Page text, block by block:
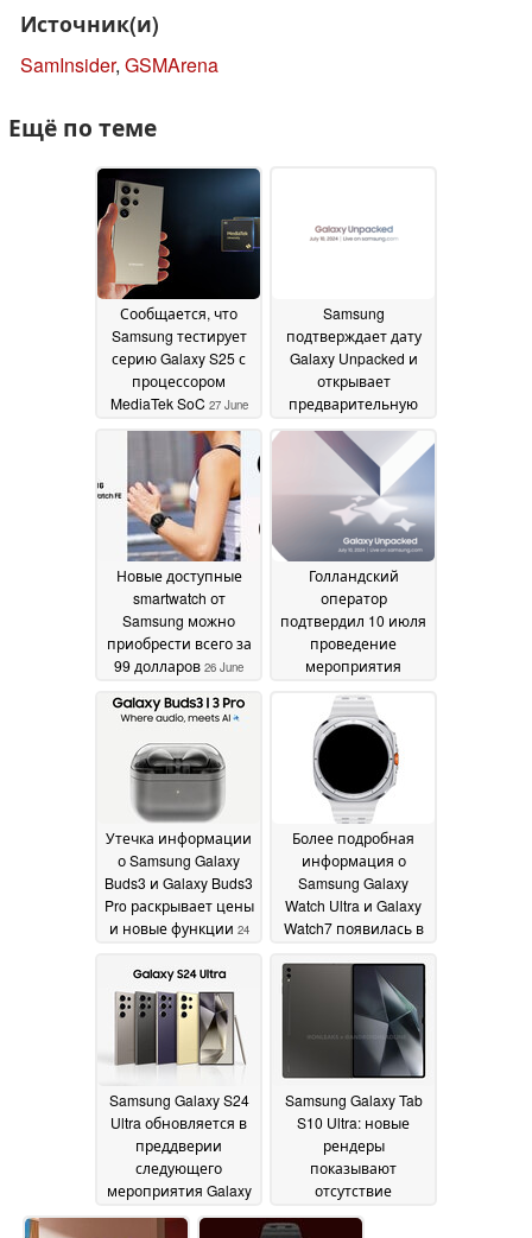
Источник(и)
SamInsider, GSMArena
Ещё по теме
Сообщается, что
Samsung тестирует
серию Galaxy S25 с
процессором
MediaTek SoC 27 June
2024
Samsung
подтверждает дату
Galaxy Unpacked и
открывает
предварительную
регистрацию для
участия в
розыгрыше $5,000
June 2024
Новые доступные
smartwatch от
Samsung можно
приобрести всего за
99 долларов 26 June
Голландский
оператор
подтвердил 10 июля
проведение
мероприятия
Unpacked 2024
Утечка информации
о Samsung Galaxy
Buds3 и Galaxy Buds3
Pro раскрывает цены
и новые функции 24
Более подробная
информация о
Samsung Galaxy
Watch Ultra и Galaxy
Watch7 появилась в
24 June 2024
Samsung Galaxy S24
Ultra обновляется в
преддверии
следующего
мероприятия Galaxy
Unpacked24 June 2024
Samsung Galaxy Tab
S10 Ultra: новые
рендеры
показывают
отсутствие
существенных